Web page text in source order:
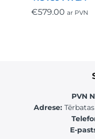
€579.00 ar PVN
PVN
Adrese:
E-